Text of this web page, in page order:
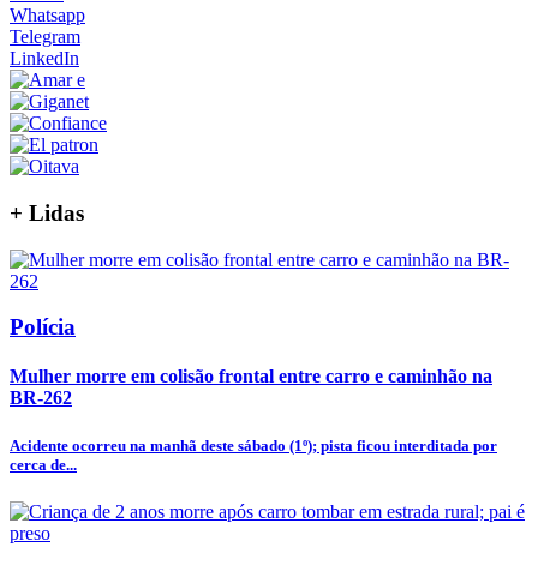
Whatsapp
Telegram
LinkedIn
+ Lidas
Polícia
Mulher morre em colisão frontal entre carro e caminhão na
BR-262
Acidente ocorreu na manhã deste sábado (1º); pista ficou interditada por
cerca de...